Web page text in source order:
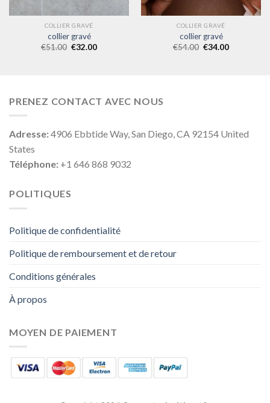
COLLIER GRAVÉ
collier gravé
€51.00 €32.00
COLLIER GRAVÉ
collier gravé
€54.00 €34.00
PRENEZ CONTACT AVEC NOUS
Adresse:4906 Ebbtide Way, San Diego, CA 92154 United
States
Téléphone: +1 646 868 9032
POLITIQUES
Politique de confidentialité
Politique de remboursement et de retour
Conditions générales
À propos
MOYEN DE PAIEMENT